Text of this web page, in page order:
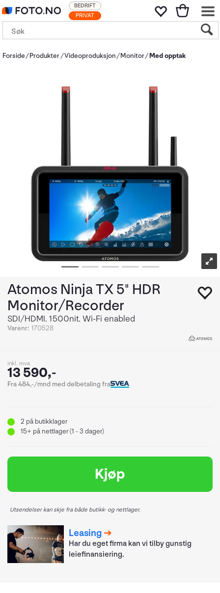
PRIVAT
BEDRIFT
Forside Produkter Videoproduksjon Monitor Med opptak
Atomos Ninja TX 5" HDR
Monitor/Recorder
SDI/HDMI. 1500nit. Wi-Fi enabled
Varenr: 170528
inkl. mva
13 590,-
Fra 484,-/mnd med delbetaling fra
2 på butikklager
15+ på nettlager (1 - 3 dager)
Kjøp
Utsendelser kan skje fra både butikk- og nettlager.
Leasing
Har du eget firma kan vi tilby gunstig
leiefinansiering.